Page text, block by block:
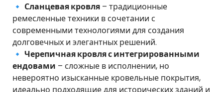
🔹 Сланцевая кровля – традиционные
ремесленные техники в сочетании с
современными технологиями для создания
долговечных и элегантных решений.
🔹 Черепичная кровля с интегрированными
ендовами – сложные в исполнении, но
невероятно изысканные кровельные покрытия,
идеально подходящие для исторических зданий и